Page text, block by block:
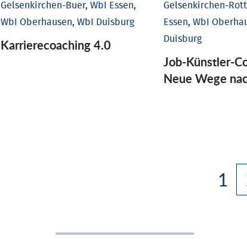
Gelsenkirchen-Buer, WbI Essen,
WbI Oberhausen, WbI Duisburg
Karriere­coaching 4.0
Gelsenkirchen-
Essen, WbI
Duisburg
Job-Künstler-
Neue Wege
1